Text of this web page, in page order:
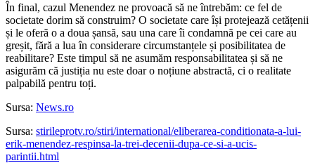
În final, cazul Menendez ne provoacă să ne întrebăm: ce fel de
societate dorim să construim? O societate care își protejează cetățenii
și le oferă o a doua șansă, sau una care îi condamnă pe cei care au
greșit, fără a lua în considerare circumstanțele și posibilitatea de
reabilitare? Este timpul să ne asumăm responsabilitatea și să ne
asigurăm că justiția nu este doar o noțiune abstractă, ci o realitate
palpabilă pentru toți.
Sursa: News.ro
Sursa: stirileprotv.ro/stiri/international/eliberarea-conditionata-a-lui-
erik-menendez-respinsa-la-trei-decenii-dupa-ce-si-a-ucis-
parintii.html